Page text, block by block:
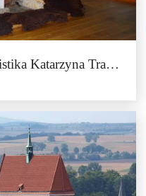
Ekologická agroturistika Katarzyna Trawińska
Katarzyna